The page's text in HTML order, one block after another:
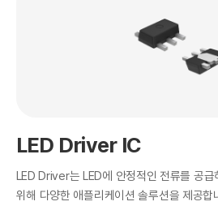
LED Driver IC
LED Driver는 LED에 안정적인 전류를 공
위해 다양한 애플리케이션 솔루션을 제공합